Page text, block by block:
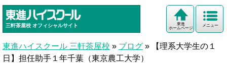
三軒茶屋校 オフィシャルサイト メニュー
東進
ホームページ
東進ハイスクール 三軒茶屋校 » ブログ »
【理系大学生の１
日】担任助手１年千葉（東京農工大学）